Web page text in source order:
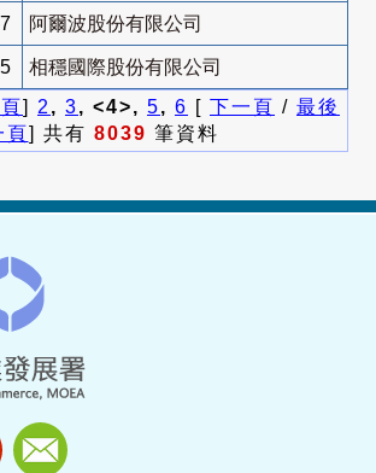
阿爾波股份有限公司
相穩國際股份有限公司
] 2 , 3, <4>, 5, 6 [ 下一頁 / 最後
頁] 共有 8039 筆資料